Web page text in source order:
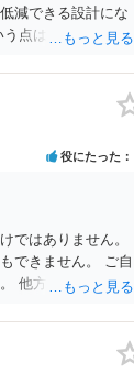
減できる設計にな
点は、裁判で争わ
定的要因ではあり
という点で判断さ
強く評価される可
スクが高まる可能
るにも限界がある
役にたった
ではありません。
できません。 ご自
他方、ブランド
著作物となる可能
帰属します（著作